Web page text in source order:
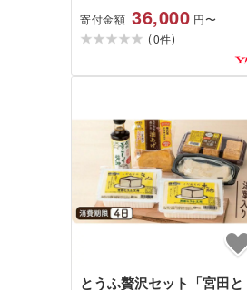
寄付金額 36,000 円〜
(0件)
とうふ贅沢セット「宮田と